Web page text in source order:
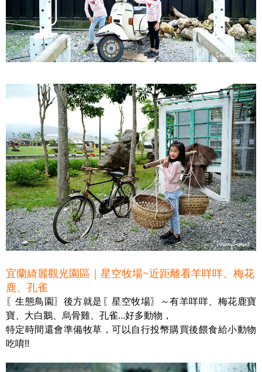
宜蘭綺麗觀光園區｜星空牧場~近距離看羊咩咩、梅花
鹿、孔雀
〖生態鳥園〗後方就是〖星空牧場〗～有羊咩咩、梅花鹿寶
寶、大白鵝、烏骨雞、孔雀...好多動物，
特定時間還會準備牧草，可以自行投幣購買後餵食給小動物
吃唷!!